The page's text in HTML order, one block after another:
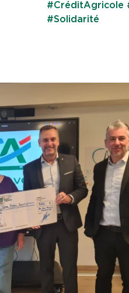
#CréditAgricole
#Solidarité